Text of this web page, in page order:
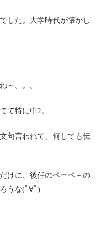
した。大学時代が懐かし
～。。。
て特に中2。
句言われて、何しても伝
けに、後任のペーペ－の
うな(ﾟ∀ﾟ)